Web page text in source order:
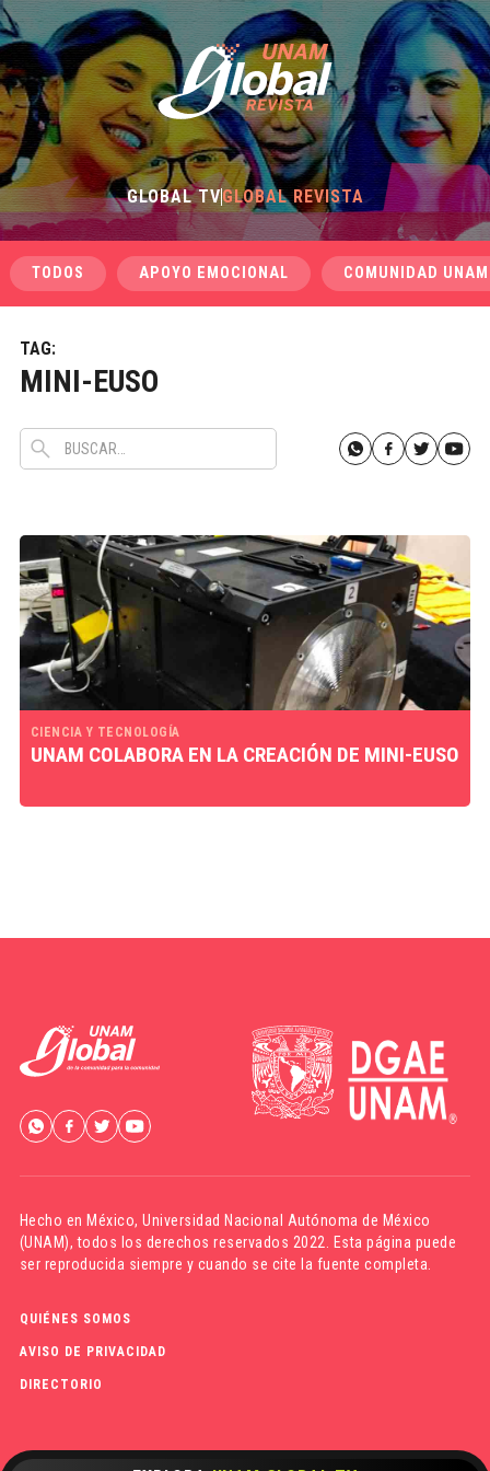
GLOBAL TVGLOBAL REVISTA
TODOS APOYO EMOCIONAL COMUNIDAD UNAM
TAG:
MINI-EUSO
CIENCIA Y TECNOLOGÍA
UNAM COLABORA EN LA CREACIÓN DE MINI-EUSO
Hecho en México,Universidad Nacional Autónoma de México
(UNAM), todos los derechos reservados 2022. Esta página puede
ser reproducida siempre y cuando se cite la fuente completa.
QUIÉNES SOMOS
AVISO DE PRIVACIDAD
DIRECTORIO